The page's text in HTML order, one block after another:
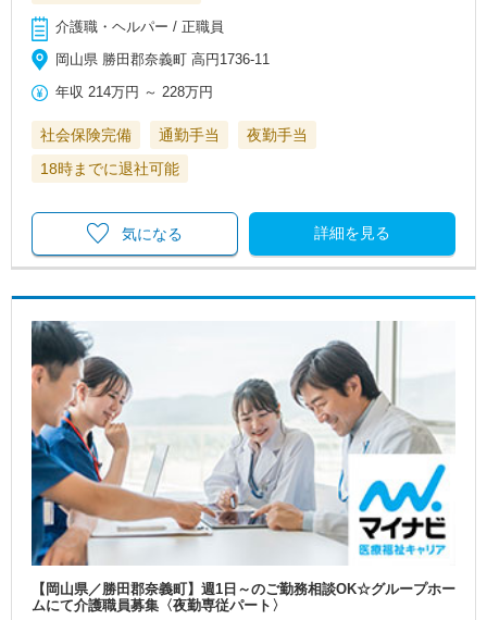
介護職・ヘルパー / 正職員
岡山県 勝田郡奈義町 高円1736-11
年収 214万円 ～ 228万円
社会保険完備 通勤手当
夜勤手当
18時までに退社可能
詳細を見る
気になる
【岡山県／勝田郡奈義町】週1日～のご勤務相談OK☆グループホー
ムにて介護職員募集〈夜勤専従パート〉